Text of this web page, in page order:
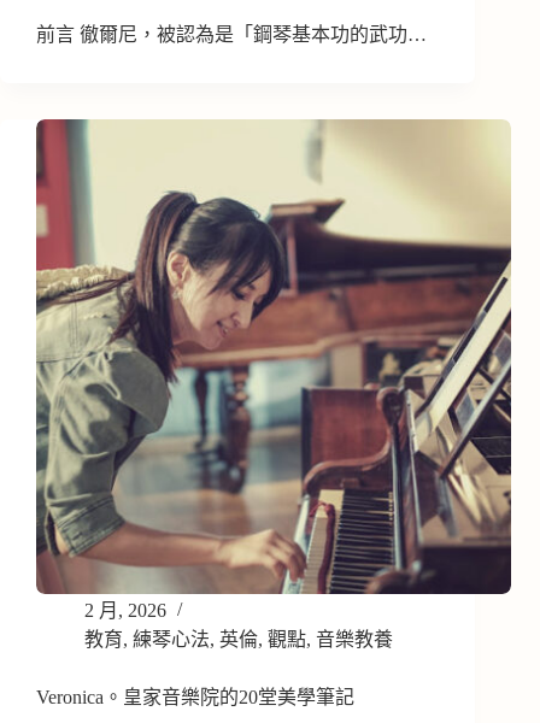
前言 徹爾尼，被認為是「鋼琴基本功的武功…
2 月, 2026
教育, 練琴心法, 英倫, 觀點, 音樂教養
Veronica。皇家音樂院的20堂美學筆記